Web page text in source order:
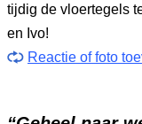
tijdig de vloertegels
en Ivo!
Reactie of foto